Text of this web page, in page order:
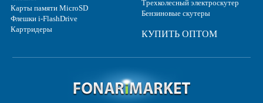
Карты памяти MicroSD
Флешки i-FlashDrive
Картридеры
Трехколесный электроскутер
Бензиновые скутеры
КУПИТЬ ОПТОМ